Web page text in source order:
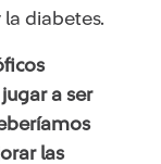
diabetes.
a ser
las